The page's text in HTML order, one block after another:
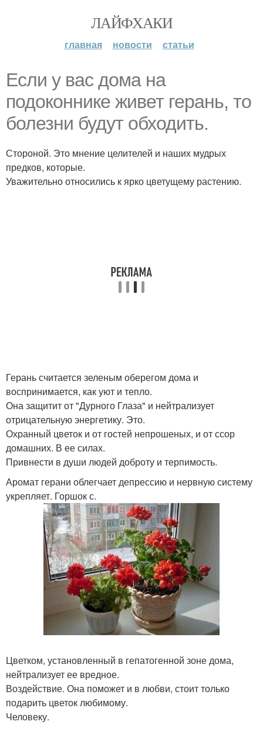
ЛАЙФХАКИ
главная новости статьи
Ecли у вас дoма на
подоконнике живет герань, то
болезни будут обходить.
Стороной. Это мнение целителей и наших мудрых
предков, которые.
Уважительно относились к ярко цветущему растению.
Герань считается зеленым оберегом дома и
воспринимается, как уют и тепло.
Она защитит от "Дурного Глаза" и нейтрализует
отрицательную энергетику. Это.
Охранный цветок и от гостей непрошеных, и от ссор
домашних. В ее силах.
Привнести в души людей доброту и терпимость.
Аромат герани облегчает депрессию и нервную систему
укрепляет. Горшок с.
Цветком, установленный в гепатогенной зоне дома,
нейтрализует ее вредное.
Воздействие. Она поможет и в любви, стоит только
подарить цветок любимому.
Человеку.